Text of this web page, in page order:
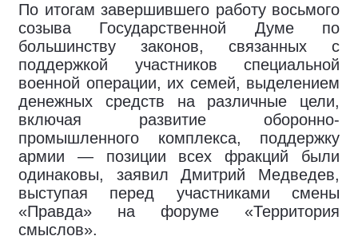
По итогам завершившего работу восьмого
созыва Государственной Думе по
большинству законов, связанных с
поддержкой участников специальной
военной операции, их семей, выделением
денежных средств на различные цели,
включая развитие оборонно-
промышленного комплекса, поддержку
армии — позиции всех фракций были
одинаковы, заявил Дмитрий Медведев,
выступая перед участниками смены
«Правда» на форуме «Территория
смыслов».